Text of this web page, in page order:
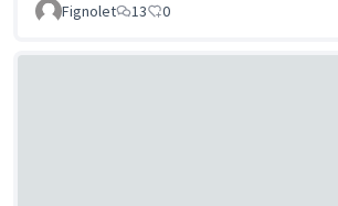
Fignolet
13 0